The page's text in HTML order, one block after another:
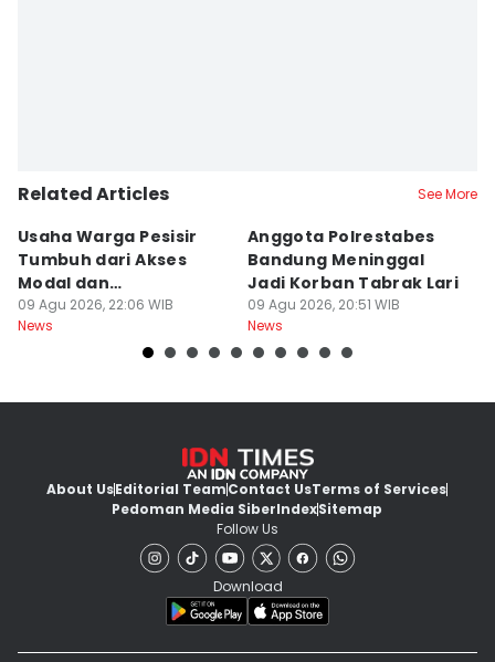
Related Articles See More
Usaha Warga Pesisir
Tumbuh dari Akses
Modal dan
Pendampingan
09 Agu 2026, 22:06 WIB
News
Anggota Polrestabes
Bandung Meninggal
Jadi Korban Tabrak Lari
09 Agu 2026, 20:51 WIB
News
About UsEditorial TeamContact UsTerms of Services
Pedoman Media SiberIndexSitemap
Follow Us
Download